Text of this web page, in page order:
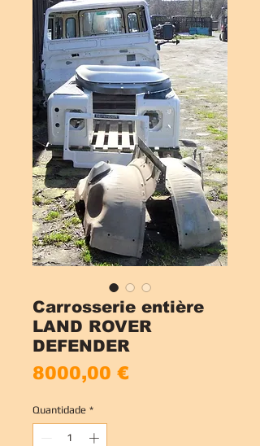
Carrosserie entière
LAND ROVER
DEFENDER
8000,00 €
Quantidade *